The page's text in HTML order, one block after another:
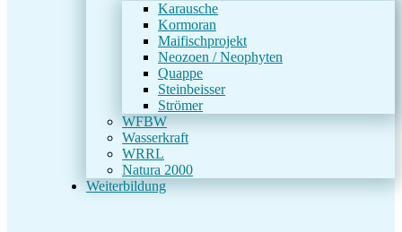
Karausche
Kormoran
Maifischprojekt
Neozoen / Neophyten
Quappe
Steinbeisser
Strömer
WFBW
Wasserkraft
WRRL
Natura 2000
Weiterbildung